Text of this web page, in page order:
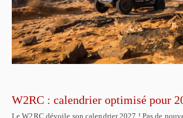
W2RC : calendrier optimisé pour
Le W2RC dévoile son calendrier 2027 ! Pas de